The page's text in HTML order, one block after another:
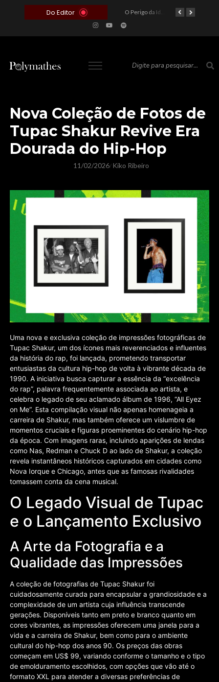
Do Editor
O Voto como Moeda: Clientelismo e o Analfabetismo Funcional Político no Brasil O Perigo da Ideologia Desenfreada na Justiça: Quando a Pauta Política Substitui a Pena Criminal
Nova Coleção de Fotos de
Tupac Shakur Revive Era
Dourada do Hip-Hop
11/02/2026/ Kiko Ribeiro
Uma nova e exclusiva coleção de impressões fotográficas de
Tupac Shakur, um dos ícones mais reverenciados e influentes
da história do rap, foi lançada, prometendo transportar
entusiastas da cultura hip-hop de volta à vibrante década de
1990. A iniciativa busca capturar a essência da “excelência
do rap”, palavra frequentemente associada ao artista, e
celebra o legado de seu aclamado álbum de 1996, “All Eyez
on Me”. Esta compilação visual não apenas homenageia a
carreira de Shakur, mas também oferece um vislumbre de
momentos cruciais e figuras proeminentes do cenário hip-hop
da época. Com imagens raras, incluindo aparições de lendas
como Nas, Redman e Chuck D ao lado de Shakur, a coleção
revela instantâneos históricos capturados em cidades como
Nova Iorque e Chicago, antes que as famosas rivalidades
tomassem conta da cena musical.
O Legado Visual de Tupac
e o Lançamento Exclusivo
A Arte da Fotografia e a
Qualidade das Impressões
A coleção de fotografias de Tupac Shakur foi
cuidadosamente curada para encapsular a grandiosidade e a
complexidade de um artista cuja influência transcende
gerações. Disponíveis tanto em preto e branco quanto em
cores vibrantes, as impressões oferecem uma janela para a
vida e a carreira de Shakur, bem como para o ambiente
cultural do hip-hop dos anos 90. Os preços das obras
começam em US$ 99, variando conforme o tamanho e o tipo
de emolduramento escolhidos, com opções que vão até o
formato XXL para atender a diversas preferências de